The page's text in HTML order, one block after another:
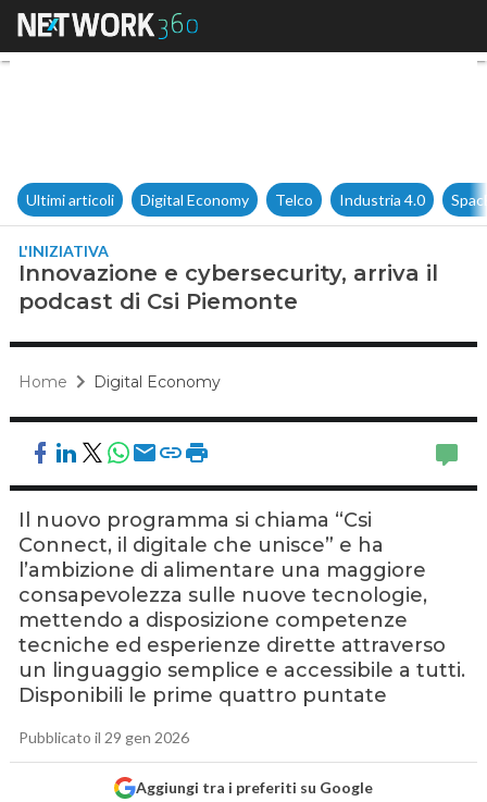
Innovazione e cybersecurity,
Ultimi articoli Digital Economy Telco Industria 4.0
L'INIZIATIVA
Innovazione e cybersecurity, arriva il
podcast di Csi Piemonte
Home Digital Economy
Il nuovo programma si chiama “Csi
Connect, il digitale che unisce” e ha
l’ambizione di alimentare una maggiore
consapevolezza sulle nuove tecnologie,
mettendo a disposizione competenze
tecniche ed esperienze dirette attraverso
un linguaggio semplice e accessibile a tutti.
Disponibili le prime quattro puntate
Pubblicato il 29 gen 2026
Aggiungi tra i preferiti su Google